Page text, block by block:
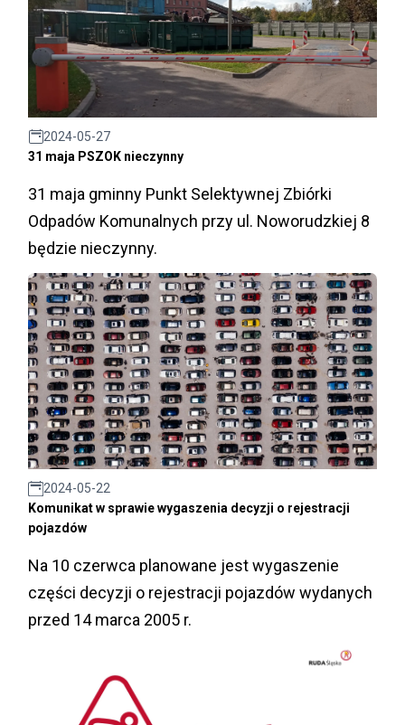
2024-05-27
31 maja PSZOK nieczynny
31 maja gminny Punkt Selektywnej Zbiórki
Odpadów Komunalnych przy ul. Noworudzkiej 8
będzie nieczynny.
2024-05-22
Komunikat w sprawie wygaszenia decyzji o rejestracji
pojazdów
Na 10 czerwca planowane jest wygaszenie
części decyzji o rejestracji pojazdów wydanych
przed 14 marca 2005 r.